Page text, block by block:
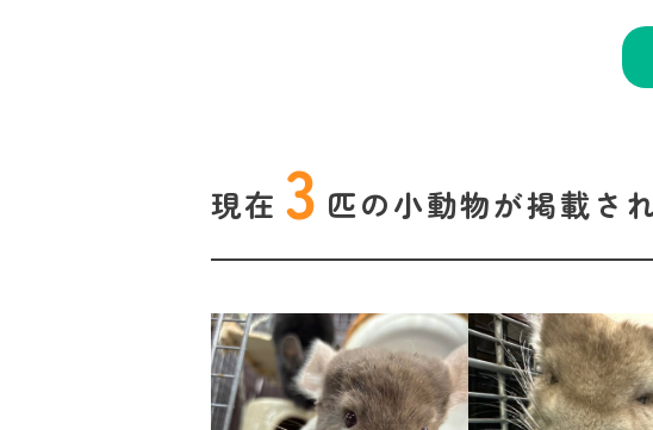
現在 3 匹の小動物が掲載さ